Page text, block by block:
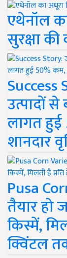
एथेनॉल
सुरक्षा
उत्पादों
लागत
शानदार
Pusa
तैयार हो
किस्में,
क्विंटल